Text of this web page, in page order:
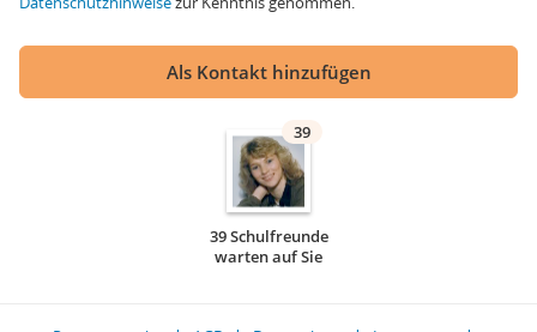
Als Kontakt hinzufügen
39
39 Schulfreunde
warten auf Sie